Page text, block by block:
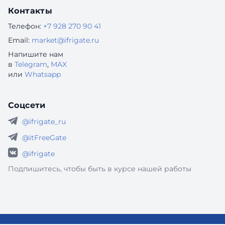
Контакты
Телефон: +7 928 270 90 41
Email: market@ifrigate.ru
Напишите нам
в Telegram, MAX
или Whatsapp
Соцсети
@ifrigate_ru
@itFreeGate
@ifrigate
Подпишитесь, чтобы быть в курсе нашей работы